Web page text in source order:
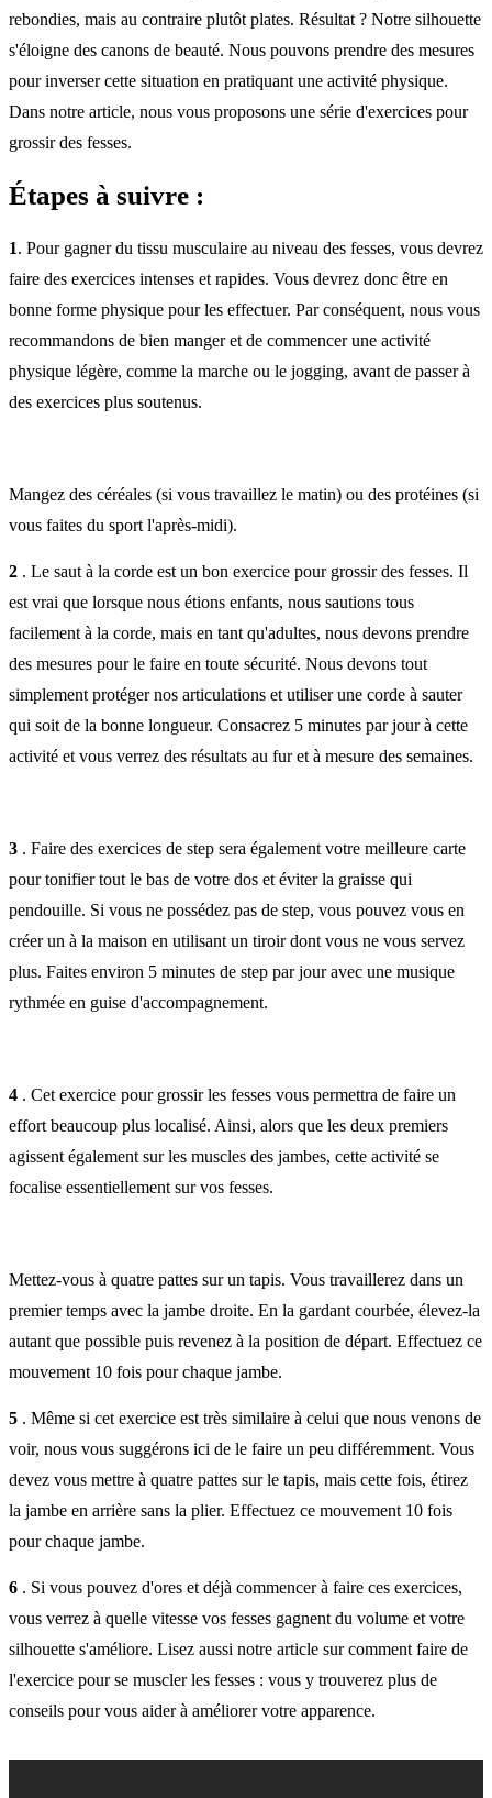
rebondies, mais au contraire plutôt plates. Résultat ? Notre silhouette
s'éloigne des canons de beauté. Nous pouvons prendre des mesures
pour inverser cette situation en pratiquant une activité physique.
Dans notre article, nous vous proposons une série d'exercices pour
grossir des fesses.
Étapes à suivre :
1. Pour gagner du tissu musculaire au niveau des fesses, vous devrez
faire des exercices intenses et rapides. Vous devrez donc être en
bonne forme physique pour les effectuer. Par conséquent, nous vous
recommandons de bien manger et de commencer une activité
physique légère, comme la marche ou le jogging, avant de passer à
des exercices plus soutenus.
Mangez des céréales (si vous travaillez le matin) ou des protéines (si
vous faites du sport l'après-midi).
2 . Le saut à la corde est un bon exercice pour grossir des fesses. Il
est vrai que lorsque nous étions enfants, nous sautions tous
facilement à la corde, mais en tant qu'adultes, nous devons prendre
des mesures pour le faire en toute sécurité. Nous devons tout
simplement protéger nos articulations et utiliser une corde à sauter
qui soit de la bonne longueur. Consacrez 5 minutes par jour à cette
activité et vous verrez des résultats au fur et à mesure des semaines.
3 . Faire des exercices de step sera également votre meilleure carte
pour tonifier tout le bas de votre dos et éviter la graisse qui
pendouille. Si vous ne possédez pas de step, vous pouvez vous en
créer un à la maison en utilisant un tiroir dont vous ne vous servez
plus. Faites environ 5 minutes de step par jour avec une musique
rythmée en guise d'accompagnement.
4 . Cet exercice pour grossir les fesses vous permettra de faire un
effort beaucoup plus localisé. Ainsi, alors que les deux premiers
agissent également sur les muscles des jambes, cette activité se
focalise essentiellement sur vos fesses.
Mettez-vous à quatre pattes sur un tapis. Vous travaillerez dans un
premier temps avec la jambe droite. En la gardant courbée, élevez-la
autant que possible puis revenez à la position de départ. Effectuez ce
mouvement 10 fois pour chaque jambe.
5 . Même si cet exercice est très similaire à celui que nous venons de
voir, nous vous suggérons ici de le faire un peu différemment. Vous
devez vous mettre à quatre pattes sur le tapis, mais cette fois, étirez
la jambe en arrière sans la plier. Effectuez ce mouvement 10 fois
pour chaque jambe.
6 . Si vous pouvez d'ores et déjà commencer à faire ces exercices,
vous verrez à quelle vitesse vos fesses gagnent du volume et votre
silhouette s'améliore. Lisez aussi notre article sur comment faire de
l'exercice pour se muscler les fesses : vous y trouverez plus de
conseils pour vous aider à améliorer votre apparence.